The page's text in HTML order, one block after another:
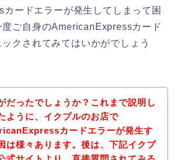
ードエラーが発生してしまって困
度ご自身のAmericanExpressカード
クされてみてはいかがでしょう
だったでしょうか？これまで説明し
ように、イクプルのお店で
カードエラーが発生す
は様々あります。後は、下記イクプ